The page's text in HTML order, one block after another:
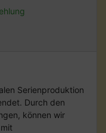
Serienproduktion
Durch den
können wir